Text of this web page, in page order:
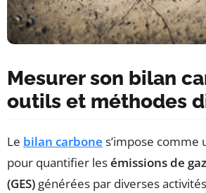
Mesurer son bilan
outils et méthodes
Le bilan carbone s’impose comme
pour quantifier lesémissions de
(GES) générées par diverses